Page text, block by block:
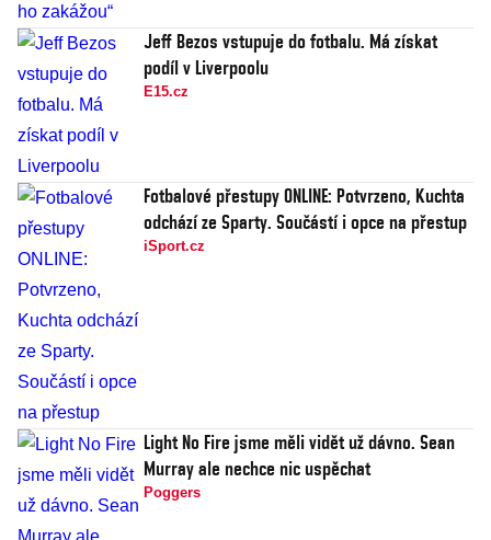
Jeff Bezos vstupuje do fotbalu. Má získat
podíl v Liverpoolu
E15.cz
Fotbalové přestupy ONLINE: Potvrzeno, Kuchta
odchází ze Sparty. Součástí i opce na přestup
iSport.cz
Light No Fire jsme měli vidět už dávno. Sean
Murray ale nechce nic uspěchat
Poggers